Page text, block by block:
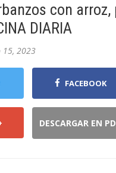
con arroz,
DIARIA
15, 2023
FACEBOOK
DESCARGAR EN